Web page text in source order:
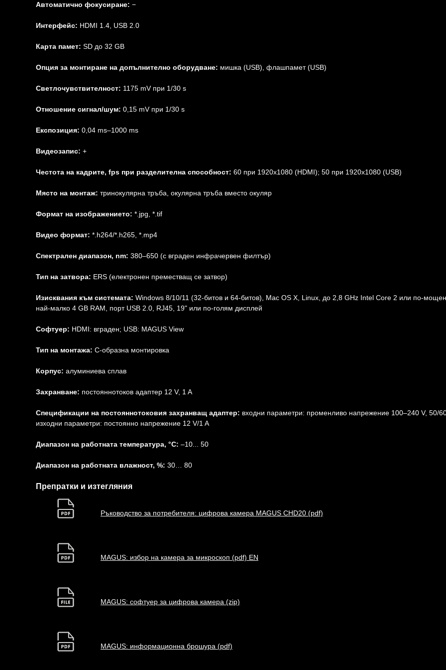
Автоматично фокусиране: −
Интерфейс: HDMI 1.4, USB 2.0
Карта памет: SD до 32 GB
Опция за монтиране на допълнително оборудване: мишка (USB), флашпамет (USB)
Светлочувствителност: 1175 mV при 1/30 s
Отношение сигнал/шум: 0,15 mV при 1/30 s
Експозиция: 0,04 ms–1000 ms
Видеозапис: +
Честота на кадрите, fps при разделителна способност: 60 при 1920х1080 (HDMI); 50 при 1920х1080 (USB)
Място на монтаж: тринокулярна тръба, окулярна тръба вместо окуляр
Формат на изображението: *.jpg, *.tif
Видео формат: *.h264/*.h265, *.mp4
Спектрален диапазон, nm: 380–650 (с вграден инфрачервен филтър)
Тип на затвора: ERS (електронен преместващ се затвор)
Изисквания към системата: Windows 8/10/11 (32-битов и 64-битов), Mac OS X, Linux, до 2,8 GHz Intel Core 2 или по-мощен,
най-малко 4 GB RAM, порт USB 2.0, RJ45, 19" или по-голям дисплей
Софтуер: HDMI: вграден; USB: MAGUS View
Тип на монтажа: C-образна монтировка
Корпус: алуминиева сплав
Захранване: постояннотоков адаптер 12 V, 1 A
Спецификации на постояннотоковия захранващ адаптер: входни параметри: променливо напрежение 100–240 V, 50/
изходни параметри: постоянно напрежение 12 V/1 A
Диапазон на работната температура, °C: –10... 50
Диапазон на работната влажност, %: 30… 80
Препратки и изтегляния
Ръководство за потребителя: цифрова камера MAGUS CHD20 (pdf)
MAGUS: избор на камера за микроскоп (pdf) EN
MAGUS: софтуер за цифрова камера (zip)
MAGUS: информационна брошура (pdf)